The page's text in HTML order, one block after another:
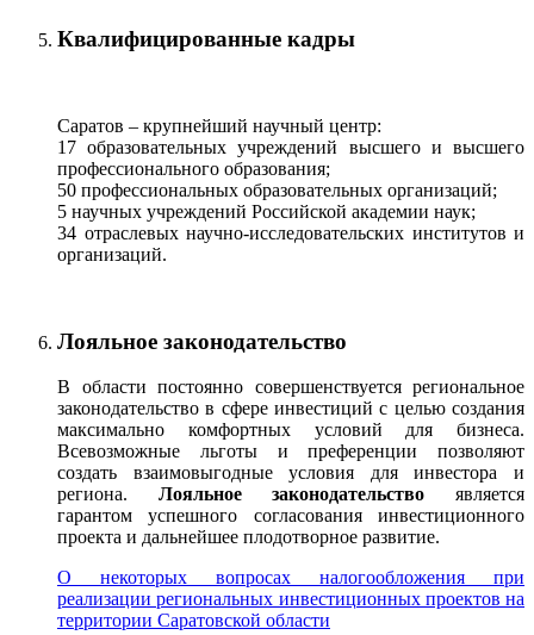
Квалифицированные кадры
Саратов – крупнейший научный центр:
17 образовательных учреждений высшего и высшего
профессионального образования;
50 профессиональных образовательных организаций;
5 научных учреждений Российской академии наук;
34 отраслевых научно-исследовательских институтов и
организаций.
Лояльное законодательство
В области постоянно совершенствуется региональное
законодательство в сфере инвестиций с целью создания
максимально комфортных условий для бизнеса.
Всевозможные льготы и преференции позволяют
создать взаимовыгодные условия для инвестора и
региона. Лояльное законодательство является
гарантом успешного согласования инвестиционного
проекта и дальнейшее плодотворное развитие.
О некоторых вопросах налогообложения при
реализации региональных инвестиционных проектов на
территории Саратовской области